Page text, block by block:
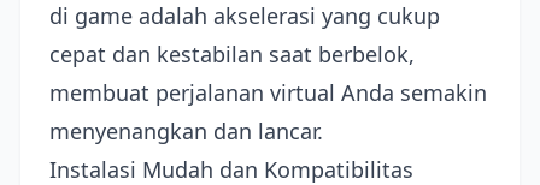
di game adalah akselerasi yang cukup
cepat dan kestabilan saat berbelok,
membuat perjalanan virtual Anda semakin
menyenangkan dan lancar.
Instalasi Mudah dan Kompatibilitas